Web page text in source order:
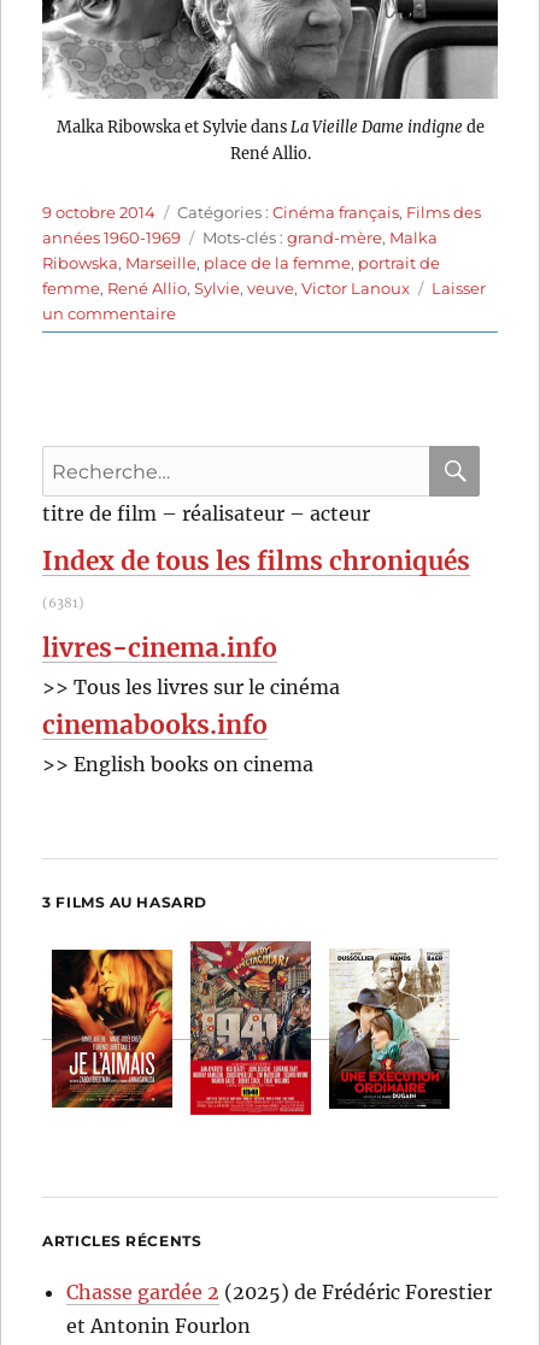
Malka Ribowska et Sylvie dansLa Vieille Dame indignede
René Allio.
Publié
le
9 octobre 2014 Catégories
Catégories :Cinéma français, Films des
années 1960-1969
Étiquettes
Mots-clés :grand-mère, Malka
Ribowska, Marseille, place de la femme, portrait de
femme, René Allio,Sylvie,veuve,Victor Lanoux
Laisser
un commentairesur
La
Allio
Recherche
pour
titre de film – réalisateur – acteur
Index de tous les films chroniqués
(6381)
livres-cinema.info
>> Tous les livres sur le cinéma
cinemabooks.info
>> English books on cinema
3 FILMS AU HASARD
ARTICLES RÉCENTS
Chasse gardée 2 (2025) de Frédéric Forestier
et Antonin Fourlon